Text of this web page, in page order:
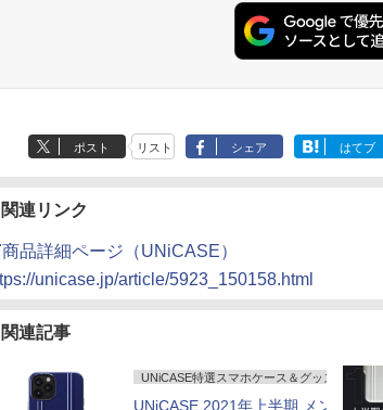
ポスト リスト シェア はてブ
関連リンク
品詳細ページ（UNiCASE）
unicase.jp/article/5923_150158.html
関連記事
UNiCASE特選スマホケース＆グッズ
UNiCASE 2021年上半期 メン